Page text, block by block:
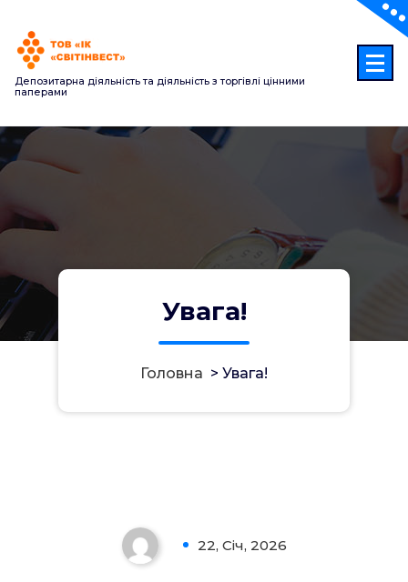
контенту
Депозитарна діяльність та діяльність з торгівлі цінними
паперами
Увага!
Головна > Увага!
22, Січ, 2026